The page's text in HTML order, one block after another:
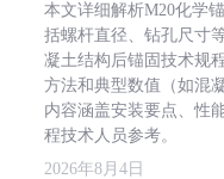
本文详细解析M20化学
括螺杆直径、钻孔尺寸
凝土结构后锚固技术规
方法和典型数值（如混
内容涵盖安装要点、性
程技术人员参考。
2026年8月4日